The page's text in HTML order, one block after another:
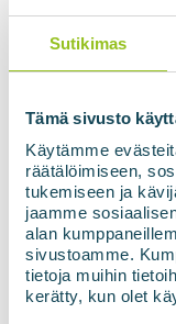
Sutikimas
Tämä sivusto
Käytämme
räätälöimiseen,
tukemiseen ja
jaamme
alan
sivustoamme.
tietoja muihin
kerätty, kun olet
tampa
LBG galima
traukiniais
Tai leidžia
kuriose